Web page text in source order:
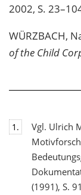
2002, S.
WÜRZBACH,
of the Child
1.
Vgl. Ulrich
(1991), S.